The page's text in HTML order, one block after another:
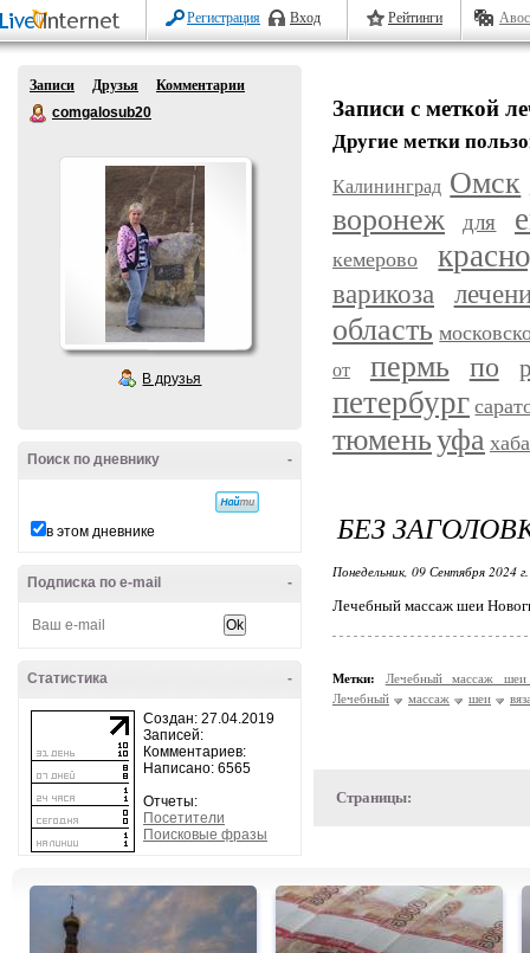
Регистрация Вход Рейтинги
Записи Друзья
Комментарии
comgalosub20
В друзья
-
Поиск по дневнику
в этом дневнике
-
Подписка по e-mail
-
Статистика
Создан: 27.04.2019
Записей:
Комментариев:
Написано: 6565
Отчеты:
Посетители
Поисковые фразы
Записи с меткой
Другие метки
Калининград Омск
воронеж для
кемерово
варикоза
область
от пермь по
петербург
тюменьуфа
БЕЗ
Понедельник, 09 Сентября 2024
Лечебный массаж шеи
Метки:
Лечебный массаж
Лечебный
массаж шеи
Страницы: